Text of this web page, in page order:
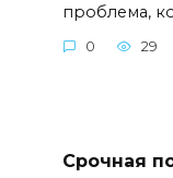
проблема,
0 29
Срочная